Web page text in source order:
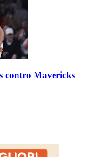
contro Mavericks